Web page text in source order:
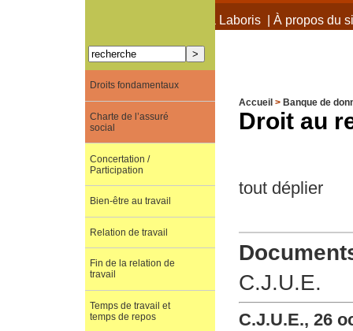
À propos de Terra Laboris| À propos du
Accueil > Banque de
Droit au
tout déplier
C.J.U.E.
C.J.U.E., 26
Droits fondamentaux
Charte de l’assuré
social
Concertation /
Participation
Bien-être au travail
Relation de travail
Fin de la relation de
travail
Temps de travail et
temps de repos